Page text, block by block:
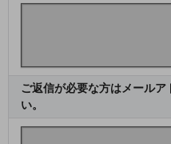
ご返信が必要な方はメールア
い。